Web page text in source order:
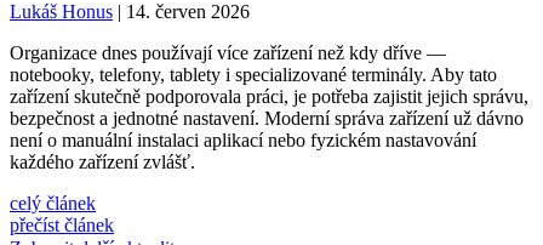
Lukáš Honus | 14. červen 2026
Organizace dnes používají více zařízení než kdy dříve —
notebooky, telefony, tablety i specializované terminály. Aby tato
zařízení skutečně podporovala práci, je potřeba zajistit jejich správu,
bezpečnost a jednotné nastavení. Moderní správa zařízení už dávno
není o manuální instalaci aplikací nebo fyzickém nastavování
každého zařízení zvlášť.
celý článek
přečíst článek